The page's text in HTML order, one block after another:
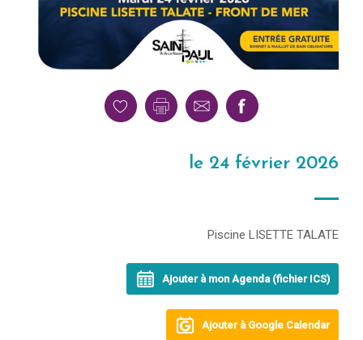
le 24 février 2026
Piscine LISETTE TALATE
Ajouter à mon Agenda (fichier ICS)
Ajouter à Google Calendar